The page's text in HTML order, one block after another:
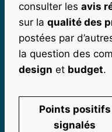
consulter les avis
sur la qualité des
postées par
la question des
design et budget.
Points positifs
signalés